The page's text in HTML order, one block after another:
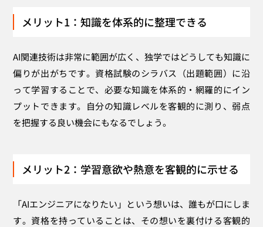
メリット1：知識を体系的に整理できる
AI関連技術は非常に範囲が広く、独学ではどうしても知識に
偏りが出がちです。資格試験のシラバス（出題範囲）に沿
って学習することで、必要な知識を体系的・網羅的にイン
プットできます。自分の知識レベルを客観的に測り、弱点
を把握する良い機会にもなるでしょう。
メリット2：学習意欲や熱意を客観的に示せる
「AIエンジニアになりたい」という想いは、誰もが口にしま
す。資格を持っていることは、その想いを裏付ける客観的